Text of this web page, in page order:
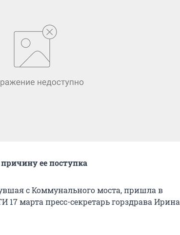
ее поступка
с Коммунального моста, пришла в
марта пресс-секретарь горздрава Ирина